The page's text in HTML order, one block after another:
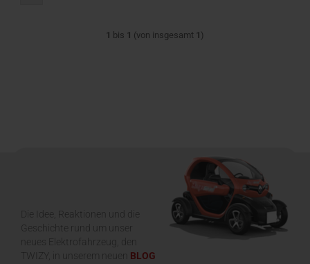
1 bis 1 (von insgesamt 1 )
Die Idee, Reaktionen und die
Geschichte rund um unser
neues Elektrofahrzeug, den
TWIZY, in unserem neuen BLOG